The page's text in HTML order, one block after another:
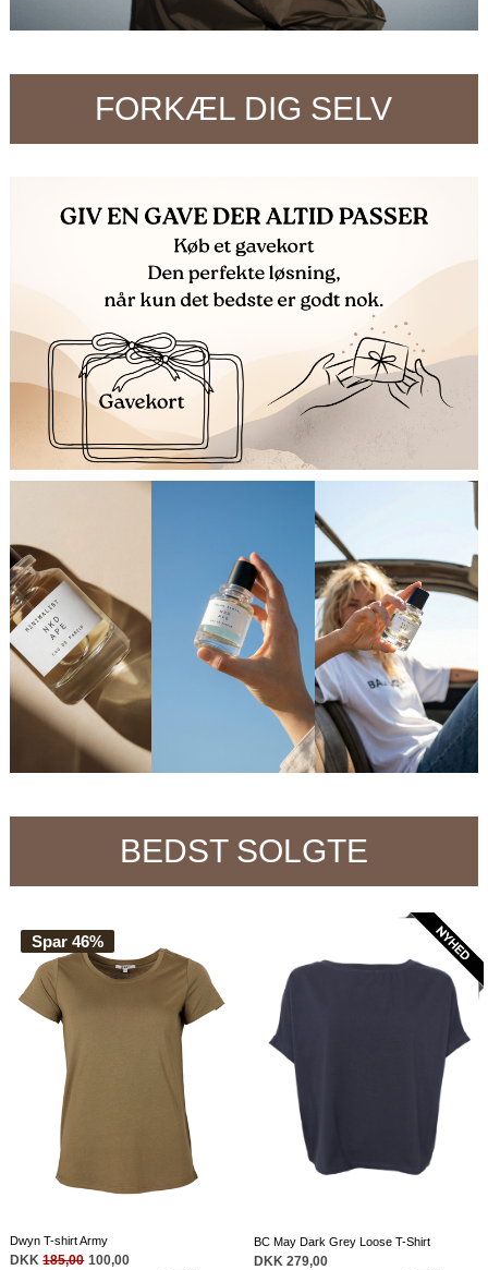
FORKÆL DIG SELV
BEDST SOLGTE
Spar 46%
Dwyn T-shirt Army
DKK185,00 100,00
BC May Dark Grey Loose T-Shirt
DKK 279,00